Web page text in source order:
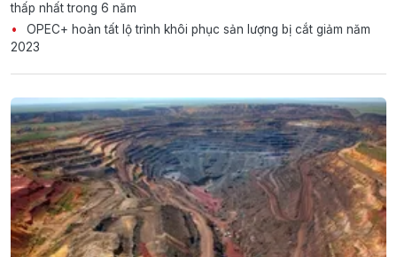
thấp nhất trong 6 năm
OPEC+ hoàn tất lộ trình khôi phục sản lượng bị cắt giảm năm
2023